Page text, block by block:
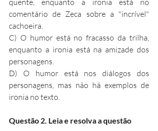
quente, enquanto a ironia está no
comentário de Zeca sobre a "incrível"
cachoeira.
C) O humor está no fracasso da trilha,
enquanto a ironia está na amizade dos
personagens.
D) O humor está nos diálogos dos
personagens, mas não há exemplos de
ironia no texto.
Questão 2. Leia e resolva a questão